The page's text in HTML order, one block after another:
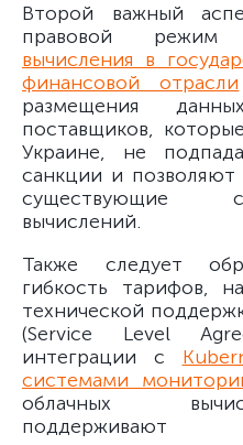
Второй важный
правовой
вычисления в
финансовой отрасли
размещения
поставщиков,
Украине, не
санкции и позволяют
существующие
вычислений.
Также следует
гибкость тарифов,
технической
(Service Level
интеграции с
системами
облачных
поддерживают